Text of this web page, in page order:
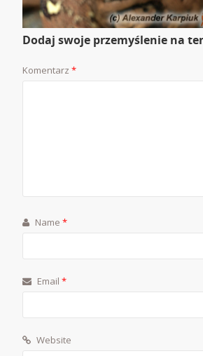
Dodaj swoje przemyślenie na
Komentarz*
Name*
Email*
Website